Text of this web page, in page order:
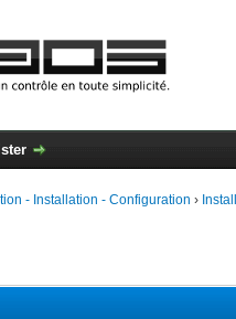
- Installation - Configuration ›